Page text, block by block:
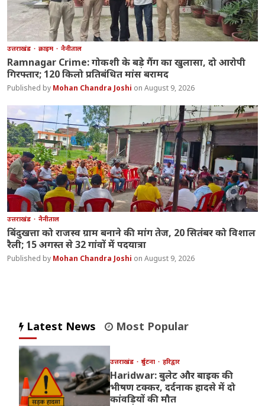
उत्तराखंड क्राइम नैनीताल
Ramnagar Crime: गोकशी के बड़े गैंग का खुलासा, दो आरोपी
गिरफ्तार; 120 किलो प्रतिबंधित मांस बरामद
Mohan Chandra Joshi August 9, 2026
उत्तराखंड नैनीताल
बिंदुखत्ता को राजस्व ग्राम बनाने की मांग तेज, 20 सितंबर को विशाल
रैली; 15 अगस्त से 32 गांवों में पदयात्रा
Mohan Chandra Joshi August 9, 2026
Latest News Most Popular
उत्तराखंड दुर्घटना हरिद्वार
Haridwar: बुलेट और बाइक की
भीषण टक्कर, दर्दनाक हादसे में दो
कांवड़ियों की मौत